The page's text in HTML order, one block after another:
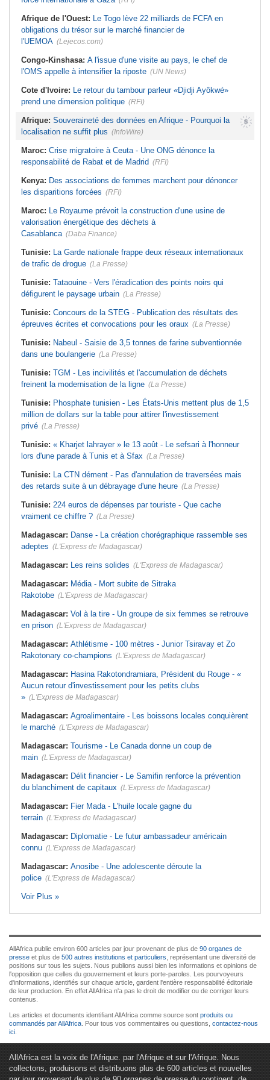
Afrique de l'Ouest: Le Togo lève 22 milliards de FCFA en
obligations du trésor sur le marché financier de
l'UEMOA (Lejecos.com)
Congo-Kinshasa: A l'issue d'une visite au pays, le chef de
l'OMS appelle à intensifier la riposte (UN News)
Cote d'Ivoire: Le retour du tambour parleur «Djidji Ayôkwé»
prend une dimension politique (RFI)
Afrique: Souveraineté des données en Afrique - Pourquoi la
localisation ne suffit plus (InfoWire)
Maroc: Crise migratoire à Ceuta - Une ONG dénonce la
responsabilité de Rabat et de Madrid (RFI)
Kenya: Des associations de femmes marchent pour dénoncer
les disparitions forcées (RFI)
Maroc: Le Royaume prévoit la construction d'une usine de
valorisation énergétique des déchets à
Casablanca (Daba Finance)
Tunisie: La Garde nationale frappe deux réseaux internationaux
de trafic de drogue (La Presse)
Tunisie: Tataouine - Vers l'éradication des points noirs qui
défigurent le paysage urbain (La Presse)
Tunisie: Concours de la STEG - Publication des résultats des
épreuves écrites et convocations pour les oraux (La Presse)
Tunisie: Nabeul - Saisie de 3,5 tonnes de farine subventionnée
dans une boulangerie (La Presse)
Tunisie: TGM - Les incivilités et l'accumulation de déchets
freinent la modernisation de la ligne (La Presse)
Tunisie: Phosphate tunisien - Les États-Unis mettent plus de 1,5
million de dollars sur la table pour attirer l'investissement
privé (La Presse)
Tunisie: « Kharjet lahrayer » le 13 août - Le sefsari à l'honneur
lors d'une parade à Tunis et à Sfax (La Presse)
Tunisie: La CTN dément - Pas d'annulation de traversées mais
des retards suite à un débrayage d'une heure (La Presse)
Tunisie: 224 euros de dépenses par touriste - Que cache
vraiment ce chiffre ? (La Presse)
Madagascar: Danse - La création chorégraphique rassemble ses
adeptes (L'Express de Madagascar)
Madagascar: Les reins solides (L'Express de Madagascar)
Madagascar: Média - Mort subite de Sitraka
Rakotobe (L'Express de Madagascar)
Madagascar: Vol à la tire - Un groupe de six femmes se retrouve
en prison (L'Express de Madagascar)
Madagascar: Athlétisme - 100 mètres - Junior Tsiravay et Zo
Rakotonary co-champions (L'Express de Madagascar)
Madagascar: Hasina Rakotondramiara, Président du Rouge - «
Aucun retour d'investissement pour les petits clubs
» (L'Express de Madagascar)
Madagascar: Agroalimentaire - Les boissons locales conquièrent
le marché (L'Express de Madagascar)
Madagascar: Tourisme - Le Canada donne un coup de
main (L'Express de Madagascar)
Madagascar: Délit financier - Le Samifin renforce la prévention
du blanchiment de capitaux (L'Express de Madagascar)
Madagascar: Fier Mada - L'huile locale gagne du
terrain (L'Express de Madagascar)
Madagascar: Diplomatie - Le futur ambassadeur américain
connu (L'Express de Madagascar)
Madagascar: Anosibe - Une adolescente déroute la
police (L'Express de Madagascar)
Voir Plus »
AllAfrica publie environ 600 articles par jour provenant de plus de 90 organes de
presse et plus de 500 autres institutions et particuliers , représentant une diversité de
positions sur tous les sujets. Nous publions aussi bien les informations et opinions de
l'opposition que celles du gouvernement et leurs porte-paroles. Les pourvoyeurs
d'informations, identifiés sur chaque article, gardent l'entière responsabilité éditoriale
de leur production. En effet AllAfrica n'a pas le droit de modifier ou de corriger leurs
contenus.
Les articles et documents identifiant AllAfrica comme source sont produits ou
commandés par AllAfrica . Pour tous vos commentaires ou questions, contactez-nous
ici
AllAfrica est la voix de l'Afrique. par l'Afrique et sur l'Afrique. Nous
collectons, produisons et distribuons plus de 600 articles et nouvelles